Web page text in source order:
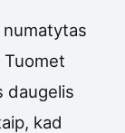
Tuomet
daugelis
kad